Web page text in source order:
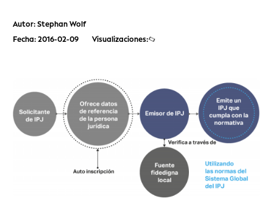
Autor: Stephan Wolf
Fecha: 2016-02-09
Visualizaciones: